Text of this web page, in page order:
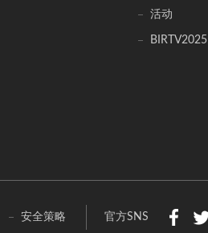
活动
BIRTV2025
安全策略 官方SNS